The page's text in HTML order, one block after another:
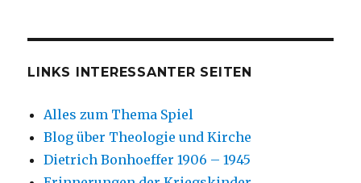
LINKS INTERESSANTER SEITEN
Alles zum Thema Spiel
Blog über Theologie und Kirche
Dietrich Bonhoeffer 1906 – 1945